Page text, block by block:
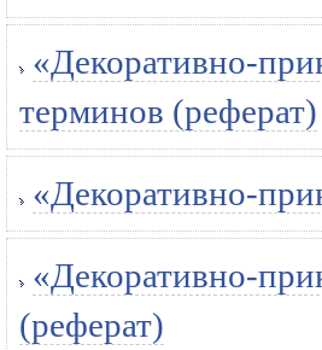
«Декоративно-
терминов (реферат)
«Декоративно-
«Декоративно-
(реферат)